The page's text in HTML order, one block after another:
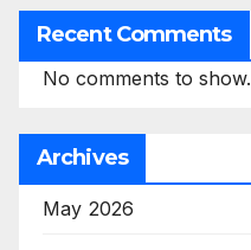
Recent Comments
No comments to show.
Archives
May 2026